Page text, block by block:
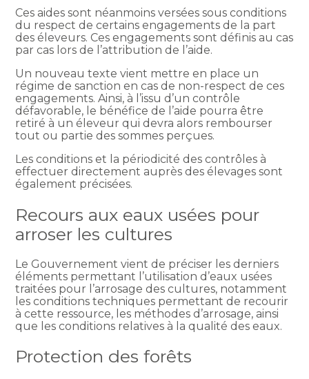
Ces aides sont néanmoins versées sous conditions
du respect de certains engagements de la part
des éleveurs. Ces engagements sont définis au cas
par cas lors de l’attribution de l’aide.
Un nouveau texte vient mettre en place un
régime de sanction en cas de non-respect de ces
engagements. Ainsi, à l’issu d’un contrôle
défavorable, le bénéfice de l’aide pourra être
retiré à un éleveur qui devra alors rembourser
tout ou partie des sommes perçues.
Les conditions et la périodicité des contrôles à
effectuer directement auprès des élevages sont
également précisées.
Recours aux eaux usées pour
arroser les cultures
Le Gouvernement vient de préciser les derniers
éléments permettant l’utilisation d’eaux usées
traitées pour l’arrosage des cultures, notamment
les conditions techniques permettant de recourir
à cette ressource, les méthodes d’arrosage, ainsi
que les conditions relatives à la qualité des eaux.
Protection des forêts